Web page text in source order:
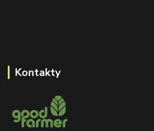
Kontakty